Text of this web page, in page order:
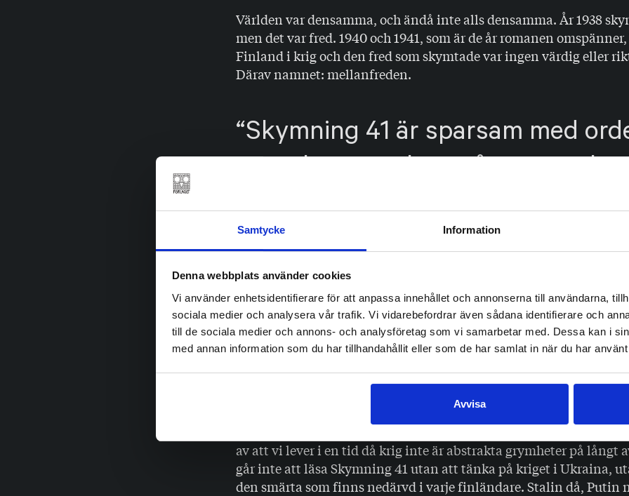
Samtycke Information
Denna webbplats använder cookies
Vi använder enhetsidentifierare för att anpassa innehållet och annonserna till användarna,
sociala medier och analysera vår trafik. Vi vidarebefordrar även sådana identifierare och
till de sociala medier och annons- och analysföretag som vi samarbetar med. Dessa kan i
med annan information som du har tillhandahållit eller som de har samlat in när du har
Avvisa
Världen var densamma, och ändå inte alls densamma. År 1938
men det var fred. 1940 och 1941, som är de år romanen
Finland i krig och den fred som skymtade var ingen värdig eller
Därav namnet: mellanfreden.
Skymning 41 är sparsam med
exakt.
Skymning 41 är sparsam med orden. Det som ska uttryckas måste
konturer, inget möte mellan människor är här likgiltigt, varje gest
varje ord fyllt av betydelse. Skådespelaren som ena dagen var full
och sin skicklighet ligger nästa kväll och gråter i bottenlös
skapat en spänning mellan sina karaktärer, mellan dem och den
tvingas leva i som samtidigt är både vacker och grym – som den
kvällsskyn när bomberna kreverar och staden börjar brinna.
Skymning 41 är en roman som en gång kanske får plats bredvid
klassiker – så imponerande är den. Den får en
av att vi lever i en tid då krig inte är abstrakta grymheter på långt
går inte att läsa Skymning 41 utan att tänka på kriget i Ukraina,
den smärta som finns nedärvd i varje finländare. Stalin då, Putin